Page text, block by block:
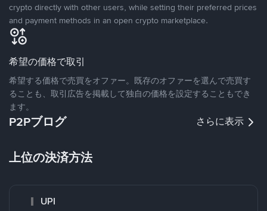
crypto directly with other users, while setting their preferred prices
and payment methods in an open crypto marketplace.
希望の価格で取引
希望する価格で売買をオファー。既存のオファーを選んで売買す
ることも、取引広告を掲載して独自の価格を設定することもでき
ます。
P2Pブログ さらに表示
上位の決済方法
UPI